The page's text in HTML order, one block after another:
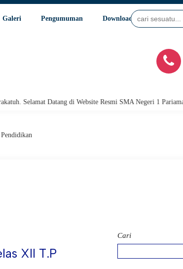
Galeri Pengumuman Download Video
Selamat Datang di Website Resmi SMA Negeri 1 Pariaman.
XII T.P
Cari